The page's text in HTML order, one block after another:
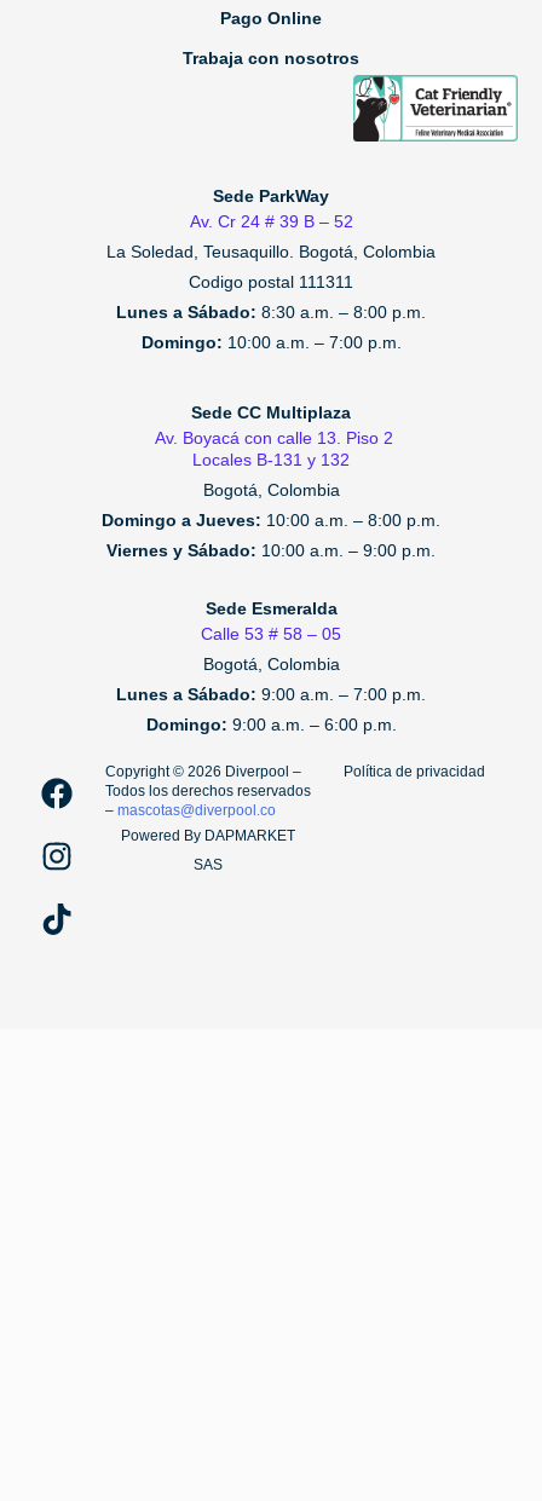
Pago Online
Trabaja con nosotros
Sede ParkWay
Av. Cr 24 # 39 B – 52
La Soledad, Teusaquillo. Bogotá, Colombia
Codigo postal 111311
Lunes a Sábado: 8:30 a.m. – 8:00 p.m.
Domingo: 10:00 a.m. – 7:00 p.m.
Sede CC Multiplaza
Av. Boyacá con calle 13. Piso 2
Locales B-131 y 132
Bogotá, Colombia
Domingo a Jueves: 10:00 a.m. – 8:00 p.m.
Viernes y Sábado: 10:00 a.m. – 9:00 p.m.
Sede Esmeralda
Calle 53 # 58 – 05
Bogotá, Colombia
Lunes a Sábado: 9:00 a.m. – 7:00 p.m.
Domingo: 9:00 a.m. – 6:00 p.m.
F
a
c
e
b
o
I
n
s
t
a
g
T
i
k
t
o
k
Copyright ©️ 2026 Diverpool –
Todos los derechos reservados
–mascotas@diverpool.co
Powered By DAPMARKET
SAS
Política de privacidad